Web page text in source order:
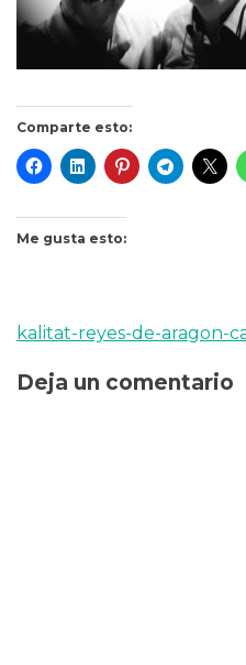
Comparte esto:
Me gusta esto:
kalitat-reyes-de-aragon-
Deja un comentario